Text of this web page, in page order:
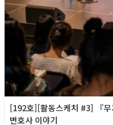
[192호][활동스케치 #3] 『무
변호사 이야기